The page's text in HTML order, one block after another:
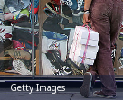
Getty Images